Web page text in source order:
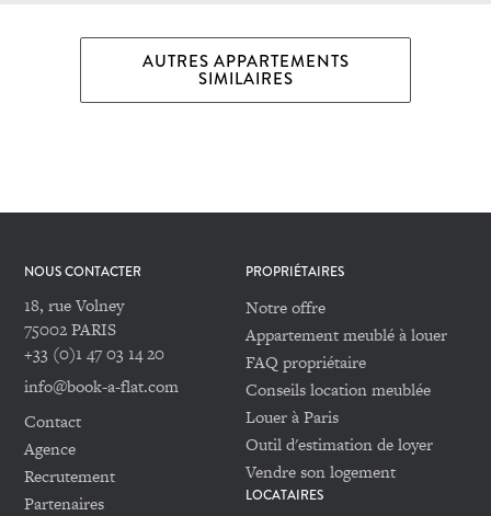
AUTRES APPARTEMENTS
SIMILAIRES
NOUS CONTACTER
18, rue Volney
75002 PARIS
+33 (0)1 47 03 14 20
info@book-a-flat.com
Contact
Agence
Recrutement
Partenaires
PROPRIÉTAIRES
Notre offre
Appartement meublé à louer
FAQ propriétaire
Conseils location meublée
Louer à Paris
Outil d'estimation de loyer
Vendre son logement
LOCATAIRES